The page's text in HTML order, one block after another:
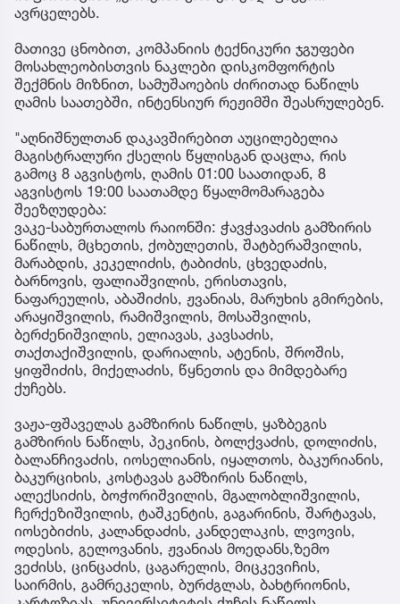
ავრცელებს.
მათივე ცნობით, კომპანიის ტექნიკური ჯგუფები
მოსახლეობისთვის ნაკლები დისკომფორტის
შექმნის მიზნით, სამუშაოების ძირითად ნაწილს
ღამის საათებში, ინტენსიურ რეჟიმში შეასრულებენ.
"აღნიშნულთან დაკავშირებით აუცილებელია
მაგისტრალური ქსელის წყლისგან დაცლა, რის
გამოც 8 აგვისტოს, ღამის 01:00 საათიდან, 8
აგვისტოს 19:00 საათამდე წყალმომარაგება
შეეზღუდება:
ვაკე-საბურთალოს რაიონში: ჭავჭავაძის გამზირის
ნაწილს, მცხეთის, ქობულეთის, შატბერაშვილის,
მარაბდის, კეკელიძის, ტაბიძის, ცხვედაძის,
ბარნოვის, ფალიაშვილის, ერისთავის,
ნაფარეულის, აბაშიძის, ჟვანიას, მარუხის გმირების,
არაყიშვილის, რამიშვილის, მოსაშვილის,
ბერძენიშვილის, ელიავას, კავსაძის,
თაქთაქიშვილის, დარიალის, ატენის, შროშის,
ყიფშიძის, მიქელაძის, წყნეთის და მიმდებარე
ქუჩებს.
ვაჟა-ფშაველას გამზირის ნაწილს, ყაზბეგის
გამზირის ნაწილს, პეკინის, ბოლქვაძის, დოლიძის,
ბალანჩივაძის, იოსელიანის, იყალთოს, ბაკურიანის,
ბაკურციხის, კოსტავას გამზირის ნაწილს,
ალექსიძის, ბოჭორიშვილის, მგალობლიშვილის,
ჩერქეზიშვილის, ტაშკენტის, გაგარინის, შარტავას,
იოსებიძის, კალანდაძის, კანდელაკის, ლვოვის,
ოდესის, გელოვანის, ჟვანიას მოედანს,ზემო
ვეძისს, ცინცაძის, ცაგარელის, მიცკევიჩის,
საირმის, გამრეკელის, ბურძგლას, ბახტრიონის,